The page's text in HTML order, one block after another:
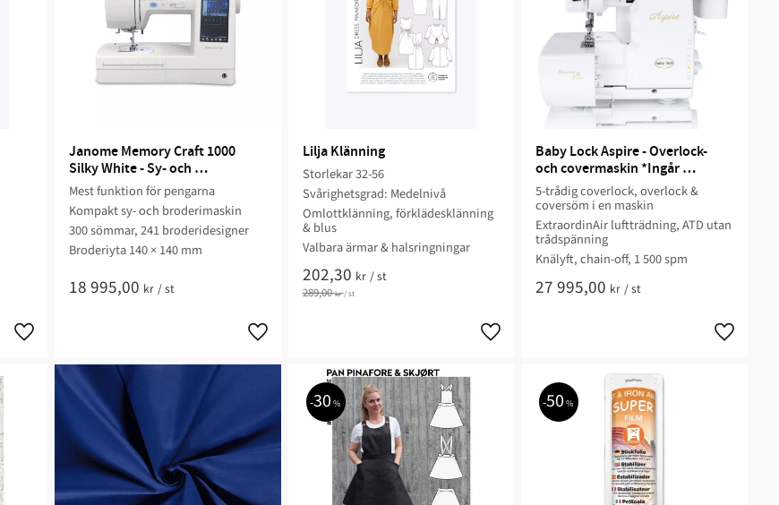
Janome Memory Craft 1000
Silky White - Sy- och
broderimaskin
Mest funktion för pengarna
Kompakt sy- och broderimaskin
300 sömmar, 241 broderidesigner
Broderiyta 140 × 140 mm
18 995,00 kr /st
Lilja Klänning
Storlekar 32-56
Svårighetsgrad: Medelnivå
Omlottklänning, förklädesklänning
& blus
Valbara ärmar & halsringningar
202,30 kr /st
289,00 kr /st
Baby Lock Aspire - Overlock-
och covermaskin *Ingår
pressarfotskit värde 2800:-*
5-trådig coverlock, overlock &
coversöm i en maskin
ExtraordinAir luftträdning, ATD utan
trådspänning
Knälyft, chain-off, 1 500 spm
27 995,00 kr /st
30 % 50 %